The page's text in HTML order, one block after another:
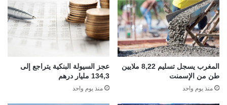
المغرب يسجل تسليم 8,22 ملايين
طن من الإسمنت
منذ يوم واحد
عجز السيولة البنكية يتراجع إلى
134,3 مليار درهم
منذ يوم واحد